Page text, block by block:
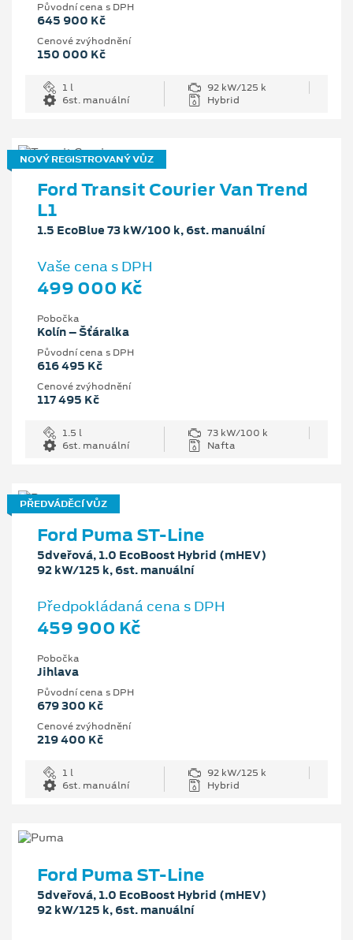
Původní cena s DPH
645 900 Kč
Cenové zvýhodnění
150 000 Kč
1 l
92 kW/125 k
6st. manuální
Hybrid
NOVÝ REGISTROVANÝ VŮZ
Ford Transit Courier Van Trend
L1
1.5 EcoBlue 73 kW/100 k, 6st. manuální
Vaše cena s DPH
499 000 Kč
Pobočka
Kolín – Šťáralka
Původní cena s DPH
616 495 Kč
Cenové zvýhodnění
117 495 Kč
1.5 l
73 kW/100 k
6st. manuální
Nafta
PŘEDVÁDĚCÍ VŮZ
Ford Puma ST-Line
5dveřová, 1.0 EcoBoost Hybrid (mHEV)
92 kW/125 k, 6st. manuální
Předpokládaná cena s DPH
459 900 Kč
Pobočka
Jihlava
Původní cena s DPH
679 300 Kč
Cenové zvýhodnění
219 400 Kč
1 l
92 kW/125 k
6st. manuální
Hybrid
Ford Puma ST-Line
5dveřová, 1.0 EcoBoost Hybrid (mHEV)
92 kW/125 k, 6st. manuální